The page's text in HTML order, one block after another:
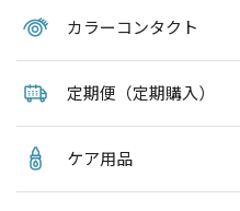
カラーコンタクト
定期便（定期購入）
ケア用品